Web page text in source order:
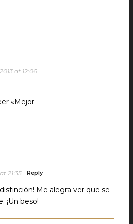
at 12:06
«Mejor
21:35 Reply
Me alegra ver que se
¡Un beso!